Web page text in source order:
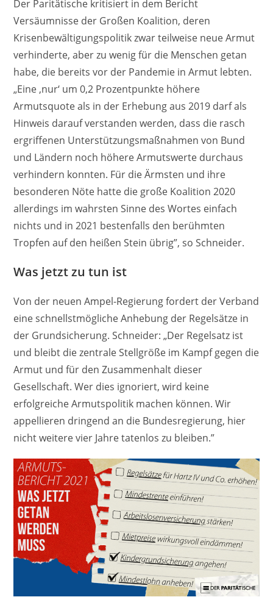
Der Paritätische kritisiert in dem Bericht
Versäumnisse der Großen Koalition, deren
Krisenbewältigungspolitik zwar teilweise neue Armut
verhinderte, aber zu wenig für die Menschen getan
habe, die bereits vor der Pandemie in Armut lebten.
„Eine ‚nur‘ um 0,2 Prozentpunkte höhere
Armutsquote als in der Erhebung aus 2019 darf als
Hinweis darauf verstanden werden, dass die rasch
ergriffenen Unterstützungsmaßnahmen von Bund
und Ländern noch höhere Armutswerte durchaus
verhindern konnten. Für die Ärmsten und ihre
besonderen Nöte hatte die große Koalition 2020
allerdings im wahrsten Sinne des Wortes einfach
nichts und in 2021 bestenfalls den berühmten
Tropfen auf den heißen Stein übrig”, so Schneider.
Was jetzt zu tun ist
Von der neuen Ampel-Regierung fordert der Verband
eine schnellstmögliche Anhebung der Regelsätze in
der Grundsicherung. Schneider: „Der Regelsatz ist
und bleibt die zentrale Stellgröße im Kampf gegen die
Armut und für den Zusammenhalt dieser
Gesellschaft. Wer dies ignoriert, wird keine
erfolgreiche Armutspolitik machen können. Wir
appellieren dringend an die Bundesregierung, hier
nicht weitere vier Jahre tatenlos zu bleiben.”